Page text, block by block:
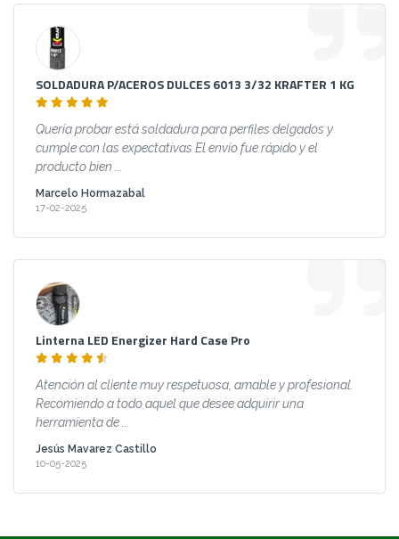
SOLDADURA P/ACEROS DULCES 6013 3/32 KRAFTER 1 KG
Quería probar está soldadura para perfiles delgados y
cumple con las expectativas El envío fue rápido y el
producto bien ...
Marcelo Hormazabal
17-02-2025
Linterna LED Energizer Hard Case Pro
Atención al cliente muy respetuosa, amable y profesional.
Recomiendo a todo aquel que desee adquirir una
herramienta de ...
Jesús Mavarez Castillo
10-05-2025